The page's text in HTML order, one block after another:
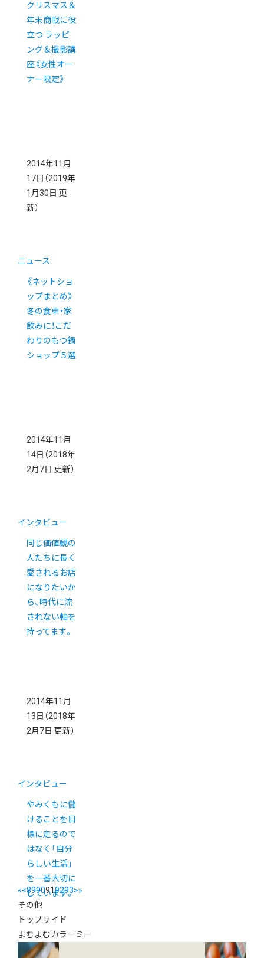
クリスマス＆
年末商戦に役
立つ ラッピ
ング＆撮影講
座《女性オー
ナー限定》
2014年11月
17日 （2019年
1月30日 更
新）
ニュース
《ネットショ
ップまとめ》
冬の食卓・家
飲みに！こだ
わりのもつ鍋
ショップ５選
2014年11月
14日 （2018年
2月7日 更新）
インタビュー
同じ価値観の
人たちに長く
愛されるお店
になりたいか
ら、時代に流
されない軸を
持ってます。
2014年11月
13日 （2018年
2月7日 更新）
インタビュー
やみくもに儲
けることを目
標に走るので
はなく「自分
らしい生活」
を一番大切に
しています。
«<8990919293>»
その他
トップサイド
よむよむカラーミー